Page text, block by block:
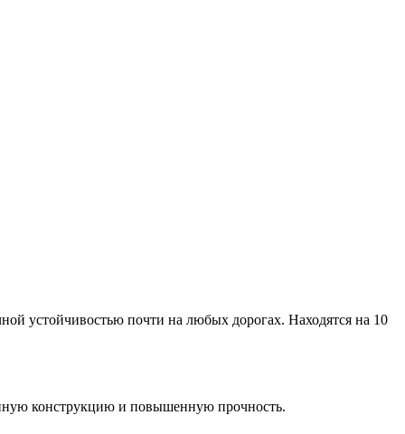
устойчивостью почти на любых дорогах. Находятся на 10
конструкцию и повышенную прочность.